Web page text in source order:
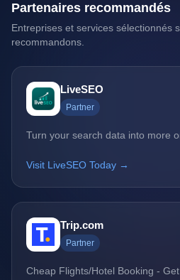
Partenaires recommandés
Entreprises et services sélectionnés
recommandons.
LiveSEO
Partner
Turn your search data into more
Visit LiveSEO Today →
Trip.com
Partner
Cheap Flights/Hotel Booking -